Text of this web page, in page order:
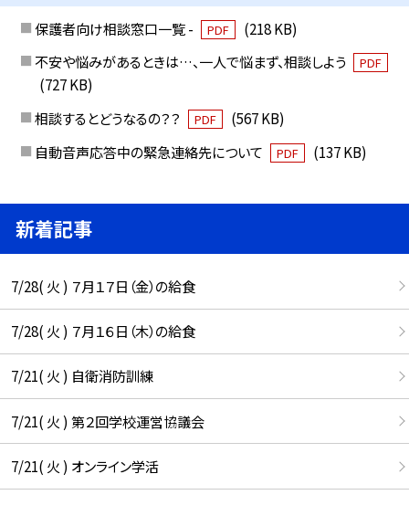
保護者向け相談窓口一覧 - PDF
(218 KB)
不安や悩みがあるときは…、一人で悩まず、相談しよう
PDF
(727 KB)
相談するとどうなるの？？
PDF
(567 KB)
自動音声応答中の緊急連絡先について
PDF (137 KB)
新着記事
7/28( 火 ) ７月１７日（金）の給食
7/28( 火 ) ７月１６日（木）の給食
7/21( 火 ) 自衛消防訓練
7/21( 火 ) 第２回学校運営協議会
7/21( 火 ) オンライン学活